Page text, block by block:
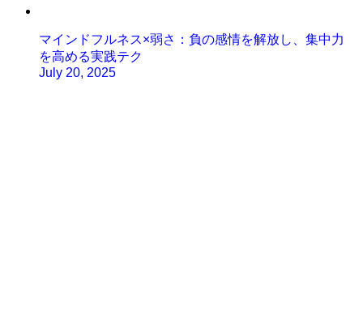
マインドフルネス×弱さ：負の感情を解放し、集中力
を高める実践テク
July 20, 2025